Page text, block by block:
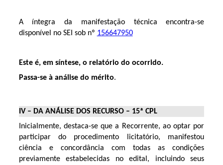
A íntegra da manifestação técnica encontra-se
disponível no SEI sob nº 156647950
Este é, em síntese, o relatório do ocorrido.
Passa-se à análise do mérito.
IV – DA ANÁLISE DOS RECURSO – 15ª CPL
Inicialmente, destaca-se que a Recorrente, ao optar por
participar do procedimento licitatório, manifestou
ciência e concordância com todas as condições
previamente estabelecidas no edital, incluindo seus